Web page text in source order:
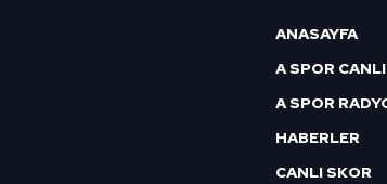
6698 sayılı
mevzuata
ANASAYFA
A SPOR CANLI
A SPOR
HABERLER
CANLI SKOR